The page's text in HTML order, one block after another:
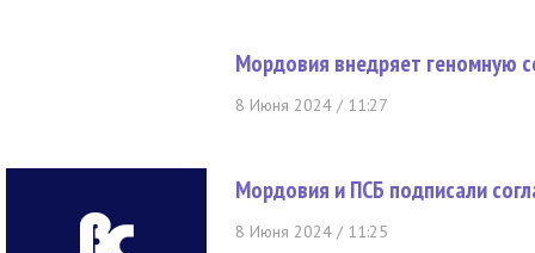
Мордовия внедряет геномную
8 Июня 2024 / 11:27
Мордовия и ПСБ подписали
8 Июня 2024 / 11:25